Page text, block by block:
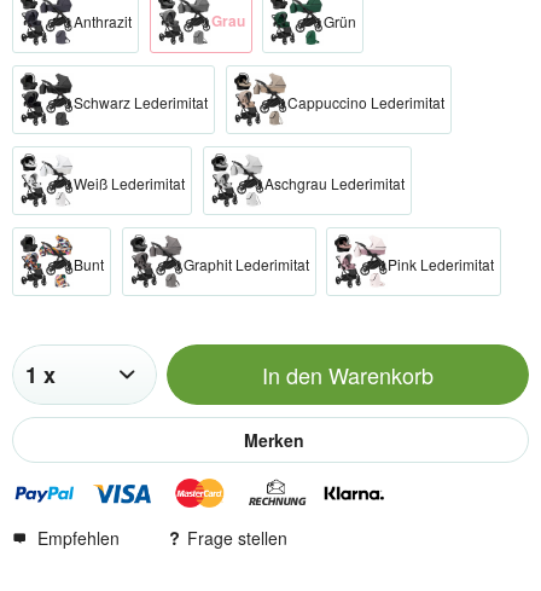
Anthrazit Grau Grün
Schwarz Lederimitat Cappuccino Lederimitat
Weiß Lederimitat Aschgrau Lederimitat
Bunt Graphit Lederimitat Pink Lederimitat
In den Warenkorb
Merken
Empfehlen Frage stellen